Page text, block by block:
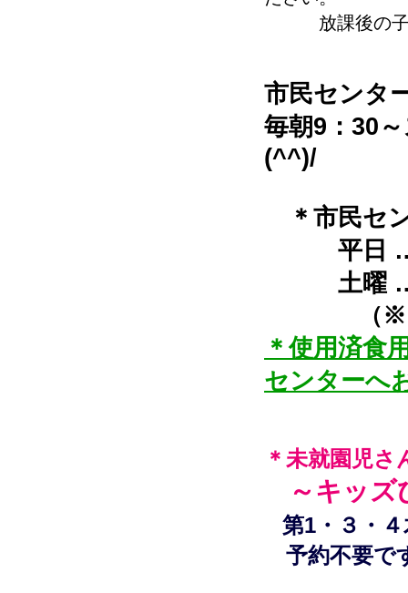
放課後の子ど
市民センタ
毎朝9：30
(^^)/
＊市民セ
平日 …
土曜
（※日曜
＊使用済食
センターへ
＊未就園児
～キッ
第1・３・
予約不要で